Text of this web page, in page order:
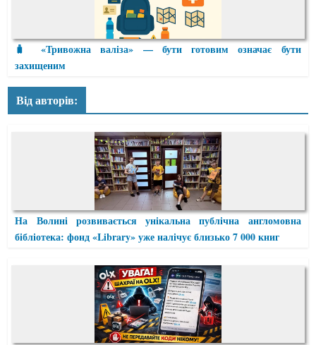
🧳 «Тривожна валіза» — бути готовим означає бути
захищеним
Від авторів:
На Волині розвивається унікальна публічна англомовна
бібліотека: фонд «Library» уже налічує близько 7 000 книг